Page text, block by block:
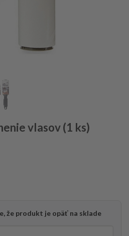
vlasov (1 ks)
že produkt je opäť na sklade